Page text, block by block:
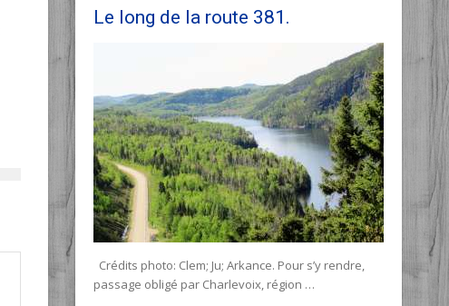
Le long de la route 381.
Crédits photo: Clem; Ju; Arkance. Pour s’y rendre,
passage obligé par Charlevoix, région …